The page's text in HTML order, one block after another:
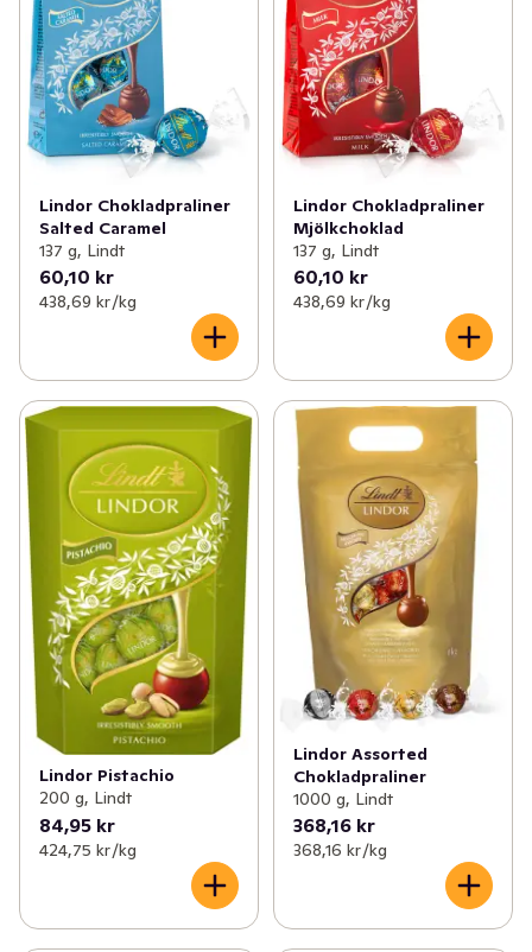
Lindor Chokladpraliner
Salted Caramel
137 g, Lindt
60,10 kr
438,69 kr /kg
Lindor Chokladpraliner
Mjölkchoklad
137 g, Lindt
60,10 kr
438,69 kr /kg
Lindor Pistachio
200 g, Lindt
84,95 kr
424,75 kr /kg
Lindor Assorted
Chokladpraliner
1000 g, Lindt
368,16 kr
368,16 kr /kg